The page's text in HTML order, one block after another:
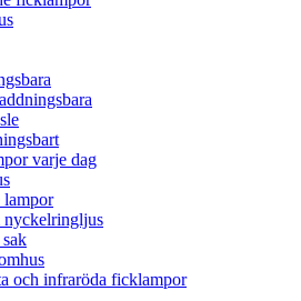
varje dag
lampor
nyckelringljus
och infraröda ficklampor